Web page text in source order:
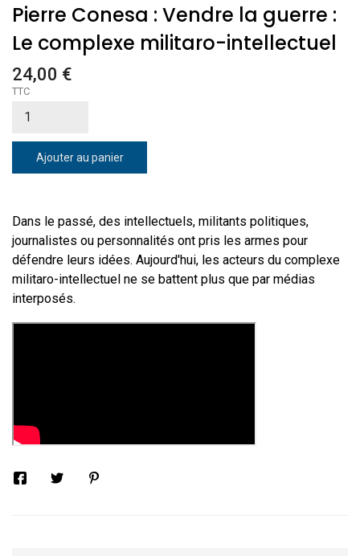
Pierre Conesa : Vendre la guerre :
Le complexe militaro-intellectuel
24,00 €
TTC
Ajouter au panier
Dans le passé, des intellectuels, militants politiques,
journalistes ou personnalités ont pris les armes pour
défendre leurs idées. Aujourd'hui, les acteurs du complexe
militaro-intellectuel ne se battent plus que par médias
interposés.